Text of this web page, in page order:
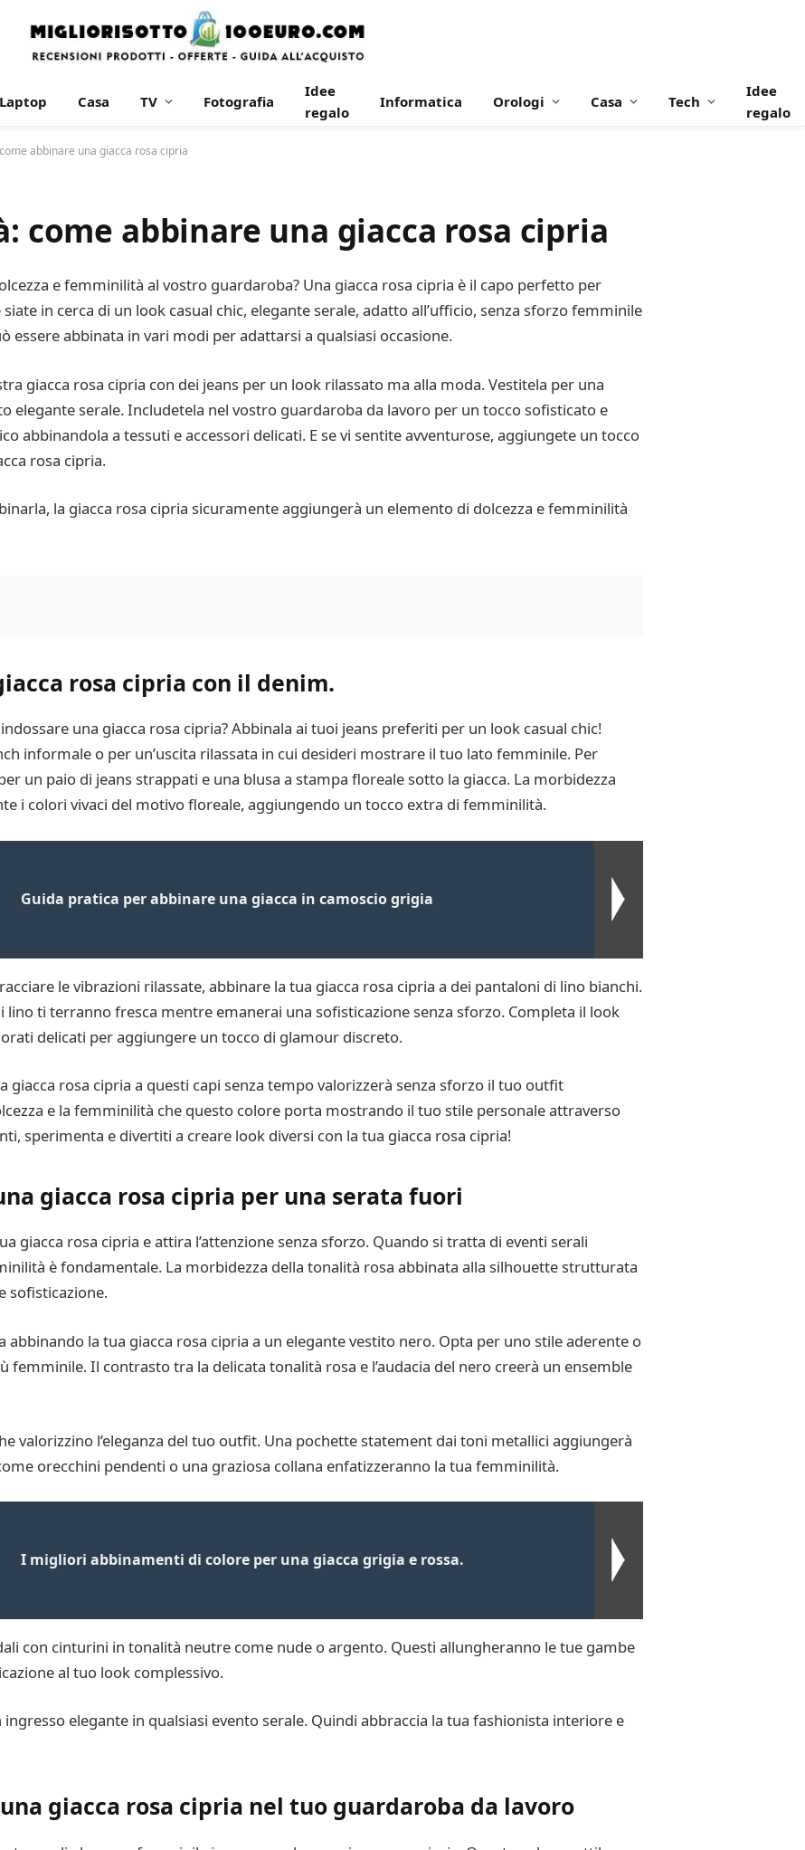
Laptop Casa TV Fotografia
Idee
regalo
Informatica Orologi Casa Tech
Idee
regalo
abbinare una giacca rosa cipria
come abbinare una giacca rosa cipria
e femminilità al vostro guardaroba? Una giacca rosa cipria è il capo perfetto per
in cerca di un look casual chic, elegante serale, adatto all’ufficio, senza sforzo femminile
essere abbinata in vari modi per adattarsi a qualsiasi occasione.
giacca rosa cipria con dei jeans per un look rilassato ma alla moda. Vestitela per una
elegante serale. Includetela nel vostro guardaroba da lavoro per un tocco sofisticato e
abbinandola a tessuti e accessori delicati. E se vi sentite avventurose, aggiungete un tocco
rosa cipria.
la giacca rosa cipria sicuramente aggiungerà un elemento di dolcezza e femminilità
rosa cipria con il denim.
una giacca rosa cipria? Abbinala ai tuoi jeans preferiti per un look casual chic!
informale o per un’uscita rilassata in cui desideri mostrare il tuo lato femminile. Per
un paio di jeans strappati e una blusa a stampa floreale sotto la giacca. La morbidezza
i colori vivaci del motivo floreale, aggiungendo un tocco extra di femminilità.
Guida pratica per abbinare una giacca in camoscio grigia
le vibrazioni rilassate, abbinare la tua giacca rosa cipria a dei pantaloni di lino bianchi.
lino ti terranno fresca mentre emanerai una sofisticazione senza sforzo. Completa il look
delicati per aggiungere un tocco di glamour discreto.
giacca rosa cipria a questi capi senza tempo valorizzerà senza sforzo il tuo outfit
e la femminilità che questo colore porta mostrando il tuo stile personale attraverso
sperimenta e divertiti a creare look diversi con la tua giacca rosa cipria!
giacca rosa cipria per una serata fuori
giacca rosa cipria e attira l’attenzione senza sforzo. Quando si tratta di eventi serali
è fondamentale. La morbidezza della tonalità rosa abbinata alla silhouette strutturata
sofisticazione.
la tua giacca rosa cipria a un elegante vestito nero. Opta per uno stile aderente o
Il contrasto tra la delicata tonalità rosa e l’audacia del nero creerà un ensemble
valorizzino l’eleganza del tuo outfit. Una pochette statement dai toni metallici aggiungerà
orecchini pendenti o una graziosa collana enfatizzeranno la tua femminilità.
I migliori abbinamenti di colore per una giacca grigia e rossa.
con cinturini in tonalità neutre come nude o argento. Questi allungheranno le tue gambe
al tuo look complessivo.
elegante in qualsiasi evento serale. Quindi abbraccia la tua fashionista interiore e
giacca rosa cipria nel tuo guardaroba da lavoro